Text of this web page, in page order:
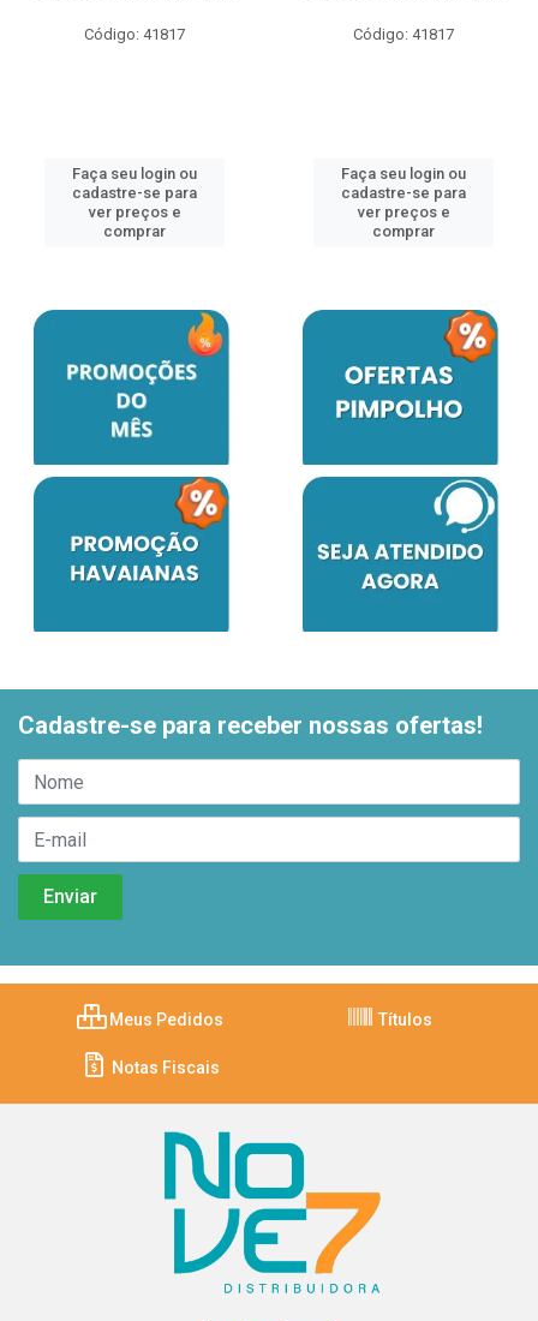
Código: 41817
Faça seu login ou
cadastre-se para
ver preços e
comprar
Código: 41817
Faça seu login ou
cadastre-se para
ver preços e
comprar
Cadastre-se para receber nossas ofertas!
Meus Pedidos Títulos
Notas Fiscais